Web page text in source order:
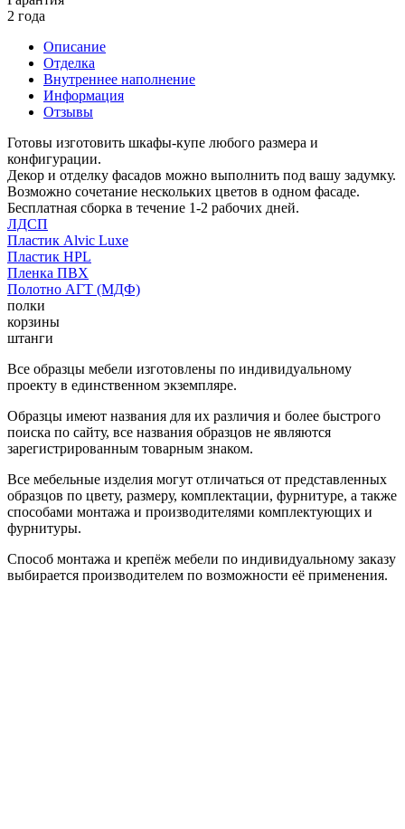
2 года
Описание
Отделка
Внутреннее наполнение
Информация
Отзывы
Готовы изготовить шкафы-купе любого размера и
конфигурации.
Декор и отделку фасадов можно выполнить под вашу задумку.
Возможно сочетание нескольких цветов в одном фасаде.
Бесплатная сборка в течение 1-2 рабочих дней.
ЛДСП
Пластик Alvic Luxe
Пластик HPL
Пленка ПВХ
Полотно АГТ (МДФ)
полки
корзины
штанги
Все образцы мебели изготовлены по индивидуальному
проекту в единственном экземпляре.
Образцы имеют названия для их различия и более быстрого
поиска по сайту, все названия образцов не являются
зарегистрированным товарным знаком.
Все мебельные изделия могут отличаться от представленных
образцов по цвету, размеру, комплектации, фурнитуре, а также
способами монтажа и производителями комплектующих и
фурнитуры.
Способ монтажа и крепёж мебели по индивидуальному заказу
выбирается производителем по возможности её применения.